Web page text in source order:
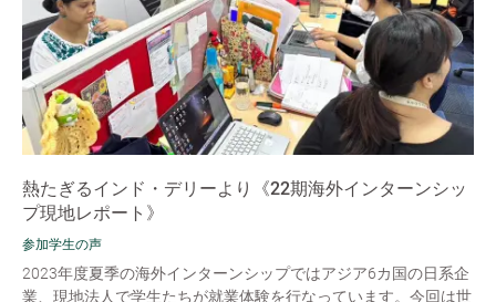
熱たぎるインド・デリーより《22期海外インターンシッ
プ現地レポート》
参加学生の声
2023年度夏季の海外インターンシップではアジア6カ国の日系企
業、現地法人で学生たちが就業体験を行なっています。今回は世